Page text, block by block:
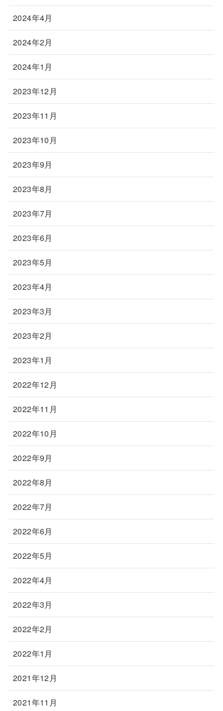
2024年4月
2024年2月
2024年1月
2023年12月
2023年11月
2023年10月
2023年9月
2023年8月
2023年7月
2023年6月
2023年5月
2023年4月
2023年3月
2023年2月
2023年1月
2022年12月
2022年11月
2022年10月
2022年9月
2022年8月
2022年7月
2022年6月
2022年5月
2022年4月
2022年3月
2022年2月
2022年1月
2021年12月
2021年11月